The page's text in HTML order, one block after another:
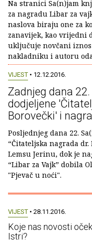
Na stranici Sa(n)jam
za nagradu Libar za
naslova biraju one za
zanavijek, kao vrijedni
uključuje novčani
nakladniku i autoru
VIJEST • 12.12.2016.
Zadnjeg dana
dodjeljene
Borovečki' i
Posljednjeg dana 22.
“Čitateljska nagrada
Lemsu Jerinu, dok je
“Libar za Vajk” dobila
"Pjevač u noći".
VIJEST • 28.11.2016.
Koje nas novosti
Istri?